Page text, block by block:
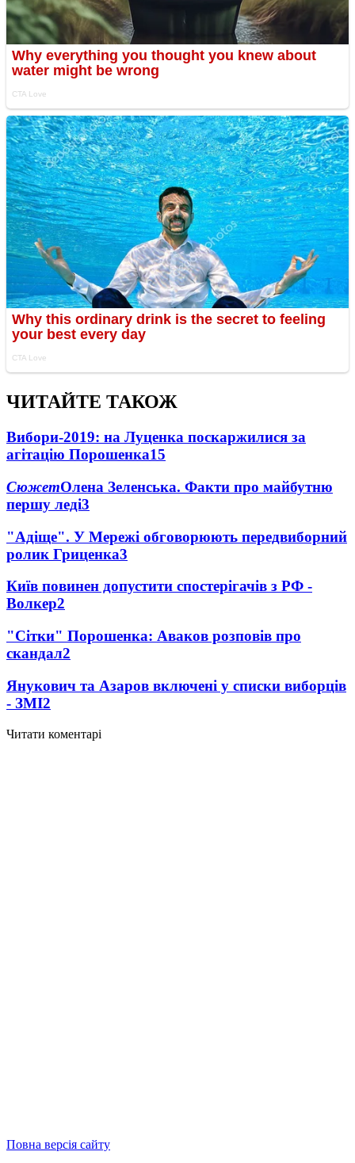
ЧИТАЙТЕ ТАКОЖ
Вибори-2019: на Луценка поскаржилися за
агітацію Порошенка15
СюжетОлена Зеленська. Факти про майбутню
першу леді3
"Адіще". У Мережі обговорюють передвиборний
ролик Гриценка3
Київ повинен допустити спостерігачів з РФ -
Волкер2
"Сітки" Порошенка: Аваков розповів про
скандал2
Янукович та Азаров включені у списки виборців
- ЗМІ2
Читати коментарі
Повна версія сайту